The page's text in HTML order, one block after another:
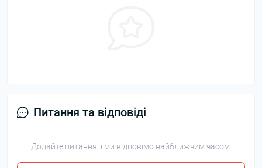
Питання та відповіді
Додайте питання, і ми відповімо найближчим часом.